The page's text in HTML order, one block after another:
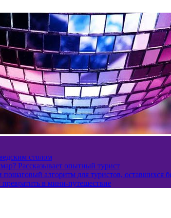
столом
Рассказывает опытный турист
алгоритм для туристов, оставшихся
в мини-путешествие